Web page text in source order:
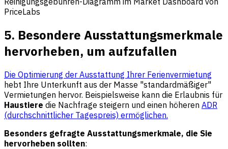
PriceLabs
5. Besondere Ausstattungsmerkmale
hervorheben, um aufzufallen
Die Optimierung der Ausstattung Ihrer Ferienvermietung
hebt Ihre Unterkunft aus der Masse "standardmäßiger"
Vermietungen hervor. Beispielsweise kann die Erlaubnis für
Haustiere die Nachfrage steigern und einen höheren ADR
(durchschnittlicher Tagespreis) ermöglichen.
Besonders gefragte Ausstattungsmerkmale, die Sie
hervorheben sollten: